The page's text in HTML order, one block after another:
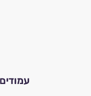
עמודים